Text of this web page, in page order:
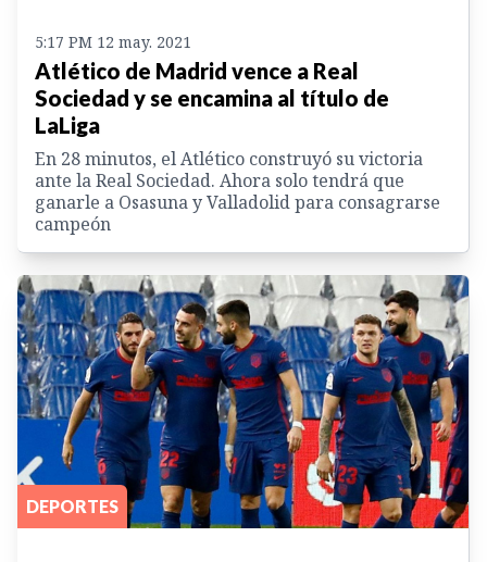
5:17 PM 12 may. 2021
Atlético de Madrid vence a Real
Sociedad y se encamina al título de
LaLiga
En 28 minutos, el Atlético construyó su victoria
ante la Real Sociedad. Ahora solo tendrá que
ganarle a Osasuna y Valladolid para consagrarse
campeón
DEPORTES